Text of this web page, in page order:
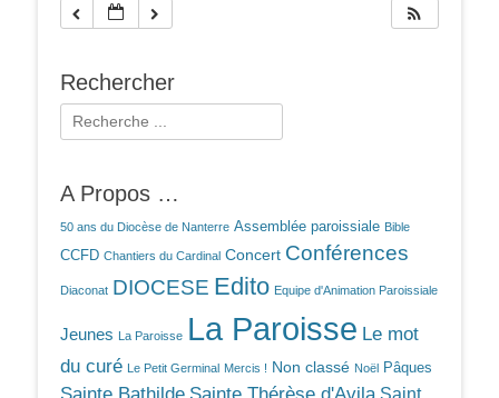
Rechercher
Rechercher :
A Propos …
50 ans du Diocèse de Nanterre Assemblée paroissiale Bible
CCFD Chantiers du Cardinal Concert Conférences
Diaconat DIOCESE Edito Equipe d'Animation Paroissiale
Jeunes La Paroisse La Paroisse Le mot
du curé Le Petit Germinal Mercis ! Non classé Noël Pâques